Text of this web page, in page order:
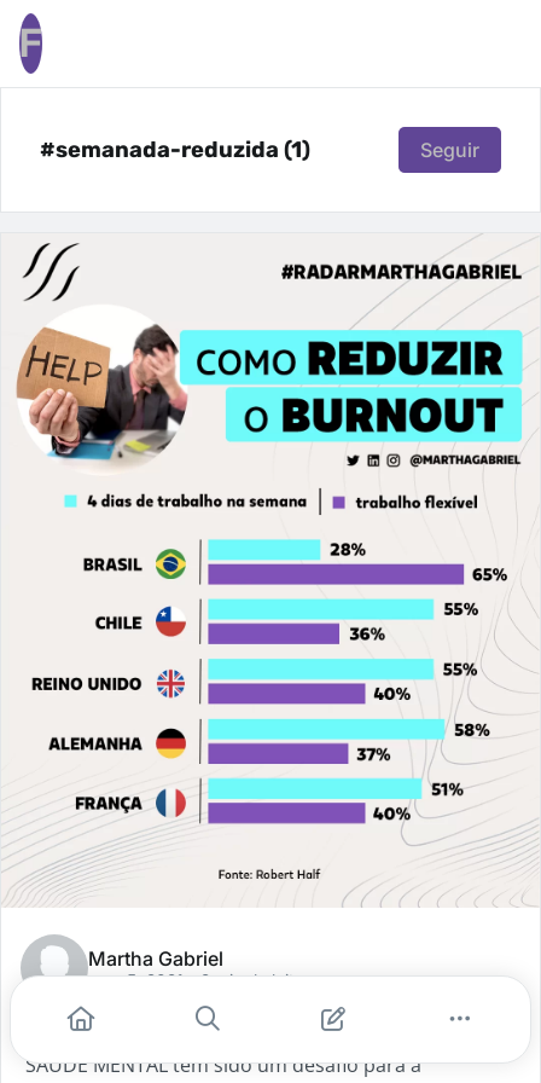
F
#semanada-reduzida (1) Seguir
Martha Gabriel
ago. 5, 2021- 2 min de leitura
Como reduzir o burnout
SAÚDE MENTAL tem sido um desafio para a